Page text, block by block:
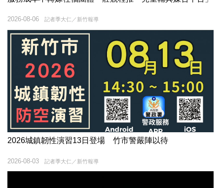
記者季大仁／新竹報導
2026-08-06
2026城鎮韌性演習13日登場 竹市警嚴陣以待
記者季大仁／新竹報導
2026-08-03